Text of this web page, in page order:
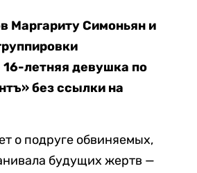
Маргариту Симоньян и
летняя девушка по
без ссылки на
о подруге обвиняемых,
будущих жертв —